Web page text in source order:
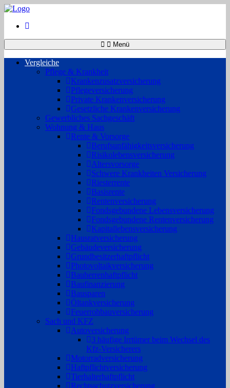
Menü
Vergleiche
Pflege & Krankheit
Krankenzusatzversicherung
Pflegeversicherung
Private Krankenversicherung
Gesetzliche Krankenversicherung
Gewerbliches Sachgeschäft
Wohnung & Haus
Rente & Vorsorge
Berufs­unfähigkeitsversicherung
Risikolebensversicherung
Altersvorsorge
Schwere Krankheiten Versicherung
Riesterrente
Basisrente
Rentenversicherung
Fondsgebundene Lebensversicherung
Fondsgebundene Rentenversicherung
Kapitallebensversicherung
Hausratversicherung
Gebäudeversicherung
Grundbesitzerhaftpflicht
Photovoltaikversicherung
Bauherrenhaftpflicht
Baufinanzierung
Bausparen
Öltankversicherung
Feuerrohbauversicherung
Sach und KFZ
Autoversicherung
3 häufige Irrtümer beim Wechsel des
Kfz-Versicherers
Motorradversicherung
Haftpflichtversicherung
Tierhalterhaftpflicht
Rechtsschutzversicherung